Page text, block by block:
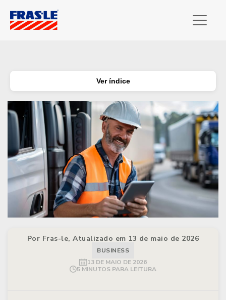
Ver índice
Por Fras-le, Atualizado em 13 de maio de 2026
BUSINESS
13 DE MAIO DE 2026
5 MINUTOS PARA LEITURA